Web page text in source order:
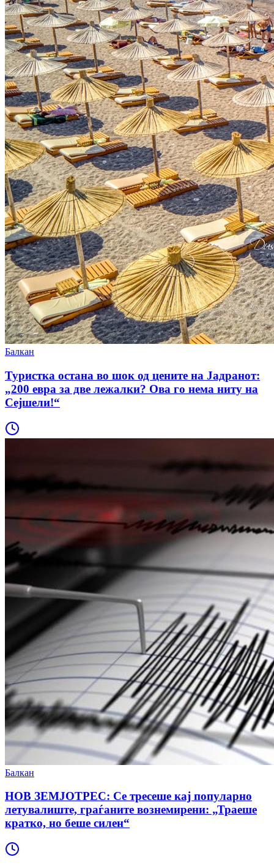
Балкан
Туристка остана во шок од цените на Јадранот:
„200 евра за две лежалки? Ова го нема ниту на
Сејшели!“
Балкан
НОВ ЗЕМЈОТРЕС: Се тресеше кај популарно
летувалиште, граѓаните вознемирени: „Траеше
кратко, но беше силен“